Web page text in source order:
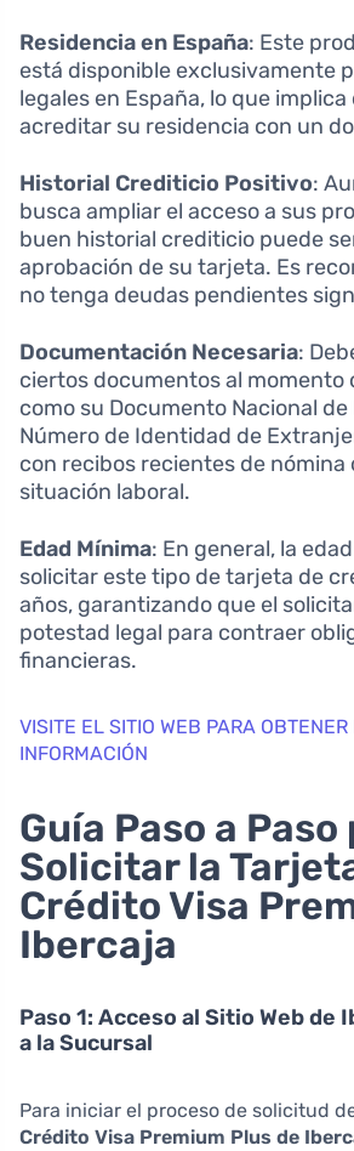
Residencia en España: Este
está disponible exclusivamente
legales en España, lo que
acreditar su residencia con un
Historial Crediticio Positivo:
busca ampliar el acceso a sus
buen historial crediticio puede
aprobación de su tarjeta. Es
no tenga deudas pendientes
Documentación Necesaria:
ciertos documentos al momento
como su Documento Nacional
Número de Identidad de
con recibos recientes de nómina
situación laboral.
Edad Mínima: En general, la
solicitar este tipo de tarjeta de
años, garantizando que el
potestad legal para contraer
financieras.
VISITE EL SITIO WEB PARA
INFORMACIÓN
Guía Paso a Paso
Solicitar la
Crédito Visa
Ibercaja
Paso 1: Acceso al Sitio Web de
a la Sucursal
Para iniciar el proceso de solicitud
Crédito Visa Premium Plus de